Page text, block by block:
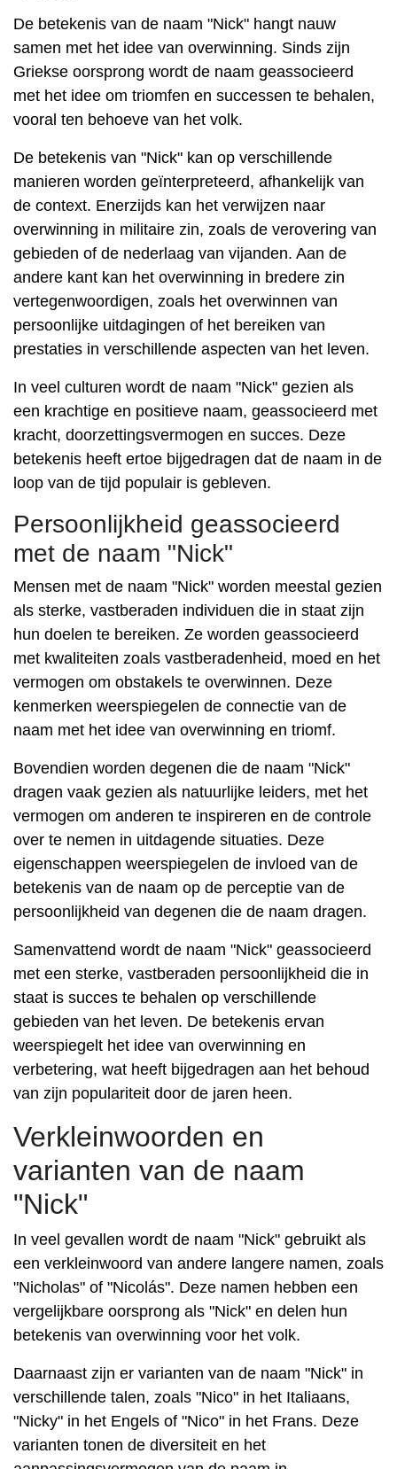
De betekenis van de naam "Nick" hangt nauw
samen met het idee van overwinning. Sinds zijn
Griekse oorsprong wordt de naam geassocieerd
met het idee om triomfen en successen te behalen,
vooral ten behoeve van het volk.
De betekenis van "Nick" kan op verschillende
manieren worden geïnterpreteerd, afhankelijk van
de context. Enerzijds kan het verwijzen naar
overwinning in militaire zin, zoals de verovering van
gebieden of de nederlaag van vijanden. Aan de
andere kant kan het overwinning in bredere zin
vertegenwoordigen, zoals het overwinnen van
persoonlijke uitdagingen of het bereiken van
prestaties in verschillende aspecten van het leven.
In veel culturen wordt de naam "Nick" gezien als
een krachtige en positieve naam, geassocieerd met
kracht, doorzettingsvermogen en succes. Deze
betekenis heeft ertoe bijgedragen dat de naam in de
loop van de tijd populair is gebleven.
Persoonlijkheid geassocieerd
met de naam "Nick"
Mensen met de naam "Nick" worden meestal gezien
als sterke, vastberaden individuen die in staat zijn
hun doelen te bereiken. Ze worden geassocieerd
met kwaliteiten zoals vastberadenheid, moed en het
vermogen om obstakels te overwinnen. Deze
kenmerken weerspiegelen de connectie van de
naam met het idee van overwinning en triomf.
Bovendien worden degenen die de naam "Nick"
dragen vaak gezien als natuurlijke leiders, met het
vermogen om anderen te inspireren en de controle
over te nemen in uitdagende situaties. Deze
eigenschappen weerspiegelen de invloed van de
betekenis van de naam op de perceptie van de
persoonlijkheid van degenen die de naam dragen.
Samenvattend wordt de naam "Nick" geassocieerd
met een sterke, vastberaden persoonlijkheid die in
staat is succes te behalen op verschillende
gebieden van het leven. De betekenis ervan
weerspiegelt het idee van overwinning en
verbetering, wat heeft bijgedragen aan het behoud
van zijn populariteit door de jaren heen.
Verkleinwoorden en
varianten van de naam
"Nick"
In veel gevallen wordt de naam "Nick" gebruikt als
een verkleinwoord van andere langere namen, zoals
"Nicholas" of "Nicolás". Deze namen hebben een
vergelijkbare oorsprong als "Nick" en delen hun
betekenis van overwinning voor het volk.
Daarnaast zijn er varianten van de naam "Nick" in
verschillende talen, zoals "Nico" in het Italiaans,
"Nicky" in het Engels of "Nico" in het Frans. Deze
varianten tonen de diversiteit en het